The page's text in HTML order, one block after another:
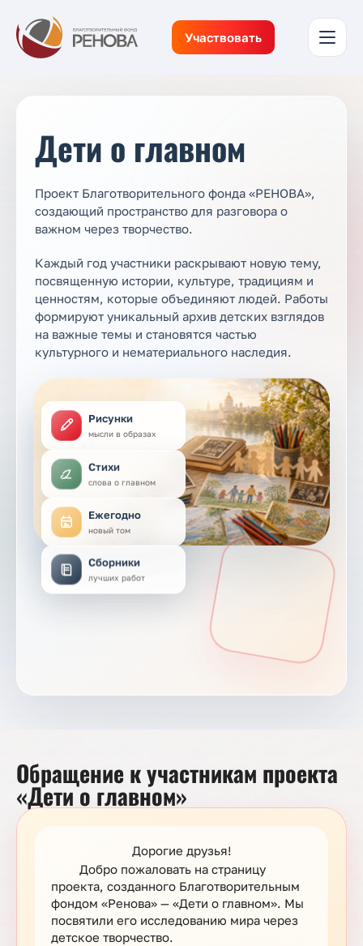
Участвовать
Дети о главном
Проект Благотворительного фонда «РЕНОВА»,
создающий пространство для разговора о
важном через творчество.
Каждый год участники раскрывают новую тему,
посвященную истории, культуре, традициям и
ценностям, которые объединяют людей. Работы
формируют уникальный архив детских взглядов
на важные темы и становятся частью
культурного и нематериального наследия.
Рисунки
мысли в образах
Стихи
слова о главном
Ежегодно
новый том
Сборники
лучших работ
Обращение к участникам проекта
«Дети о главном»
Дорогие друзья!
Добро пожаловать на страницу
проекта, созданного Благотворительным
фондом «Ренова» — «Дети о главном». Мы
посвятили его исследованию мира через
детское творчество.